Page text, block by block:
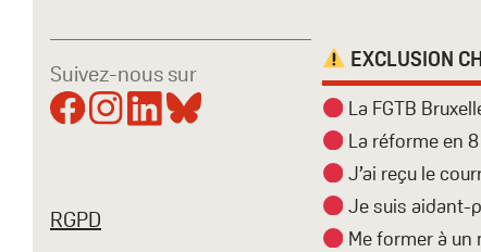
EXCLUSION
La FGTB
La réforme en
J’ai reçu le
Je suis aidant-
Me former à un
Suivez-nous sur
RGPD